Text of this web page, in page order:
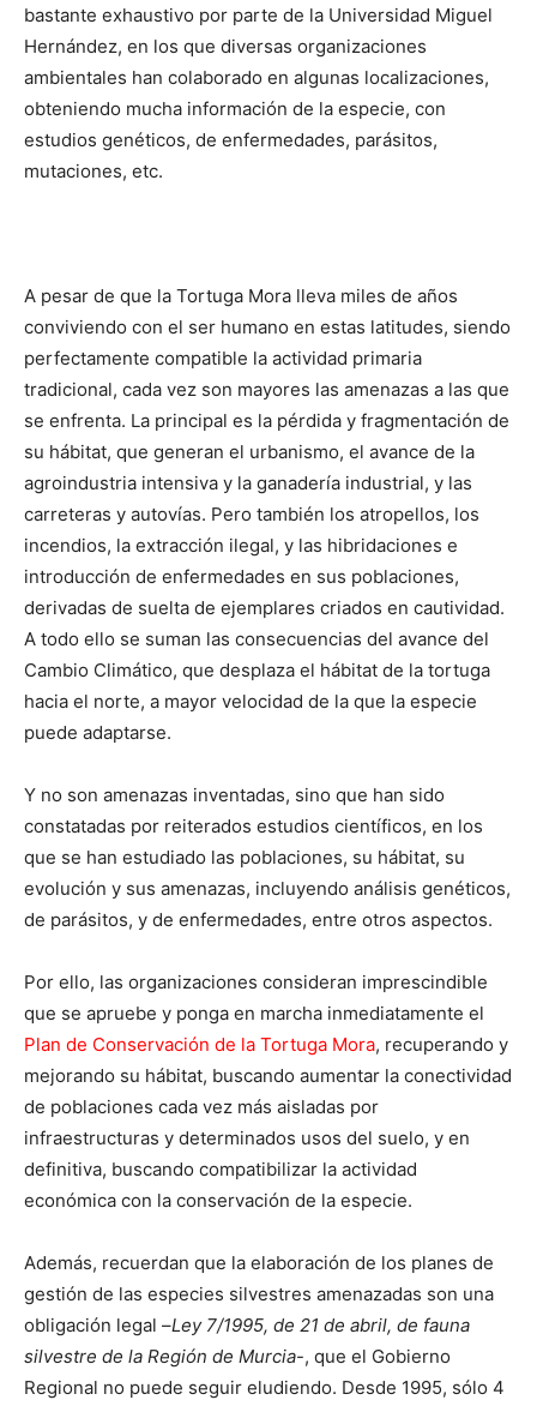
bastante exhaustivo por parte de la Universidad Miguel
Hernández, en los que diversas organizaciones
ambientales han colaborado en algunas localizaciones,
obteniendo mucha información de la especie, con
estudios genéticos, de enfermedades, parásitos,
mutaciones, etc.
A pesar de que la Tortuga Mora lleva miles de años
conviviendo con el ser humano en estas latitudes, siendo
perfectamente compatible la actividad primaria
tradicional, cada vez son mayores las amenazas a las que
se enfrenta. La principal es la pérdida y fragmentación de
su hábitat, que generan el urbanismo, el avance de la
agroindustria intensiva y la ganadería industrial, y las
carreteras y autovías. Pero también los atropellos, los
incendios, la extracción ilegal, y las hibridaciones e
introducción de enfermedades en sus poblaciones,
derivadas de suelta de ejemplares criados en cautividad.
A todo ello se suman las consecuencias del avance del
Cambio Climático, que desplaza el hábitat de la tortuga
hacia el norte, a mayor velocidad de la que la especie
puede adaptarse.
Y no son amenazas inventadas, sino que han sido
constatadas por reiterados estudios científicos, en los
que se han estudiado las poblaciones, su hábitat, su
evolución y sus amenazas, incluyendo análisis genéticos,
de parásitos, y de enfermedades, entre otros aspectos.
Por ello, las organizaciones consideran imprescindible
que se apruebe y ponga en marcha inmediatamente el
Plan de Conservación de la Tortuga Mora, recuperando y
mejorando su hábitat, buscando aumentar la conectividad
de poblaciones cada vez más aisladas por
infraestructuras y determinados usos del suelo, y en
definitiva, buscando compatibilizar la actividad
económica con la conservación de la especie.
Además, recuerdan que la elaboración de los planes de
gestión de las especies silvestres amenazadas son una
obligación legal –Ley 7/1995, de 21 de abril, de fauna
silvestre de la Región de Murcia-, que el Gobierno
Regional no puede seguir eludiendo. Desde 1995, sólo 4